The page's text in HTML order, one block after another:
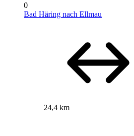
0
Bad Häring nach Ellmau
24,4 km